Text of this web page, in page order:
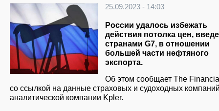
25.09.2023 - 14:03
России удалось избежать
действия потолка цен,
странами G7, в отношении
большей части нефтяного
экспорта.
Об этом сообщает The
со ссылкой на данные страховых и судоходных
аналитической компании Kpler.